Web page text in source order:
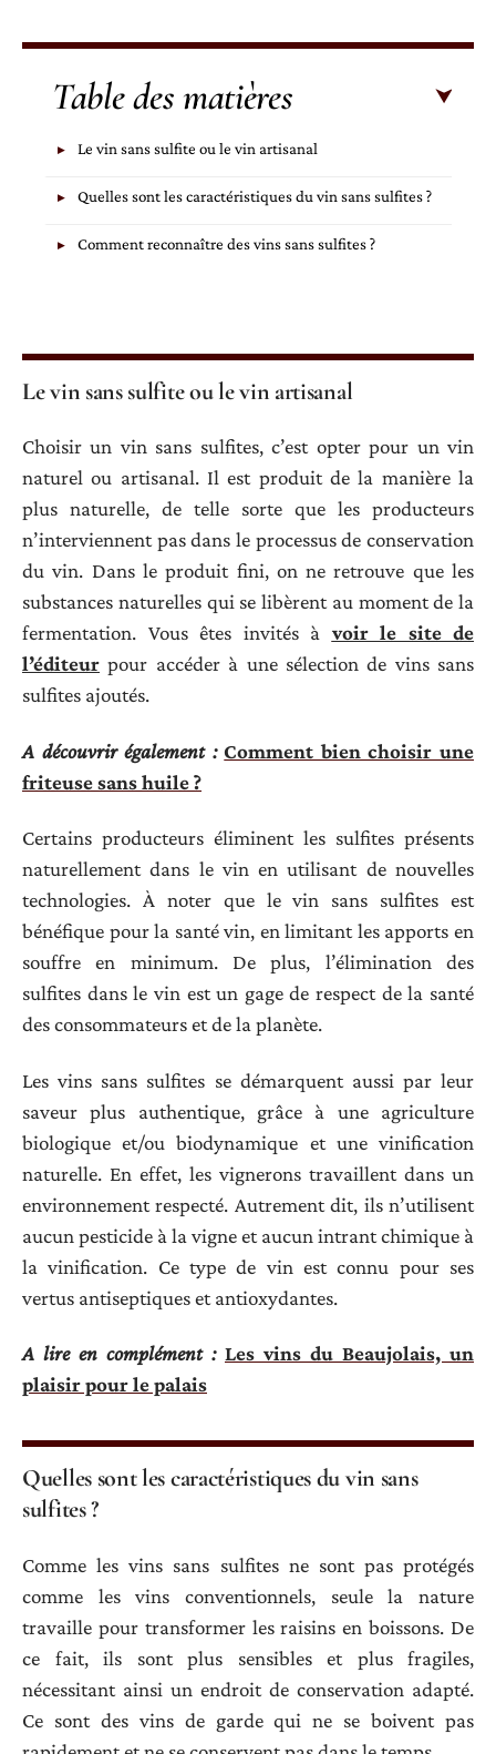
Table des matières
Le vin sans sulfite ou le vin artisanal
Quelles sont les caractéristiques du vin sans sulfites ?
Comment reconnaître des vins sans sulfites ?
Le vin sans sulfite ou le vin artisanal
Choisir un vin sans sulfites, c’est opter pour un vin
naturel ou artisanal. Il est produit de la manière la
plus naturelle, de telle sorte que les producteurs
n’interviennent pas dans le processus de conservation
du vin. Dans le produit fini, on ne retrouve que les
substances naturelles qui se libèrent au moment de la
fermentation. Vous êtes invités à voir le site de
l’éditeur pour accéder à une sélection de vins sans
sulfites ajoutés.
A découvrir également : Comment bien choisir une
friteuse sans huile ?
Certains producteurs éliminent les sulfites présents
naturellement dans le vin en utilisant de nouvelles
technologies. À noter que le vin sans sulfites est
bénéfique pour la santé vin, en limitant les apports en
souffre en minimum. De plus, l’élimination des
sulfites dans le vin est un gage de respect de la santé
des consommateurs et de la planète.
Les vins sans sulfites se démarquent aussi par leur
saveur plus authentique, grâce à une agriculture
biologique et/ou biodynamique et une vinification
naturelle. En effet, les vignerons travaillent dans un
environnement respecté. Autrement dit, ils n’utilisent
aucun pesticide à la vigne et aucun intrant chimique à
la vinification. Ce type de vin est connu pour ses
vertus antiseptiques et antioxydantes.
A lire en complément : Les vins du Beaujolais, un
plaisir pour le palais
Quelles sont les caractéristiques du vin sans
sulfites ?
Comme les vins sans sulfites ne sont pas protégés
comme les vins conventionnels, seule la nature
travaille pour transformer les raisins en boissons. De
ce fait, ils sont plus sensibles et plus fragiles,
nécessitant ainsi un endroit de conservation adapté.
Ce sont des vins de garde qui ne se boivent pas